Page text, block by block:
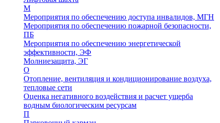
М
Мероприятия по обеспечению доступа инвалидов, МГН
Мероприятия по обеспечению пожарной безопасности,
ПБ
Мероприятия по обеспечению энергетической
эффективности, ЭФ
Молниезащита, ЭГ
О
Отопление, вентиляция и кондиционирование воздуха,
тепловые сети
Оценка негативного воздействия и расчет ущерба
водным биологическим ресурсам
П